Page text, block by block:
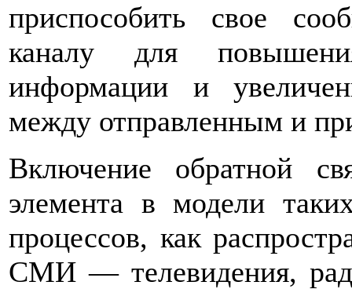
приспособить свое
каналу для
информации и
между отправленным и
Включение обратной
элемента в модели
процессов, как
СМИ — телевидения,